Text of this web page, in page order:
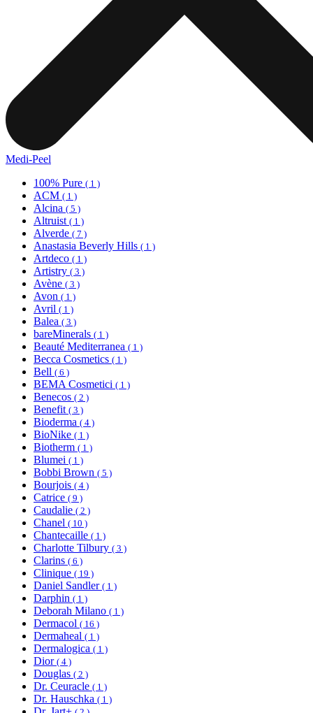
Medi-Peel
100% Pure ( 1 )
ACM ( 1 )
Alcina ( 5 )
Altruist ( 1 )
Alverde ( 7 )
Anastasia Beverly Hills ( 1 )
Artdeco ( 1 )
Artistry ( 3 )
Avène ( 3 )
Avon ( 1 )
Avril ( 1 )
Balea ( 3 )
bareMinerals ( 1 )
Beauté Mediterranea ( 1 )
Becca Cosmetics ( 1 )
Bell ( 6 )
BEMA Cosmetici ( 1 )
Benecos ( 2 )
Benefit ( 3 )
Bioderma ( 4 )
BioNike ( 1 )
Biotherm ( 1 )
Blumei ( 1 )
Bobbi Brown ( 5 )
Bourjois ( 4 )
Catrice ( 9 )
Caudalie ( 2 )
Chanel ( 10 )
Chantecaille ( 1 )
Charlotte Tilbury ( 3 )
Clarins ( 6 )
Clinique ( 19 )
Daniel Sandler ( 1 )
Darphin ( 1 )
Deborah Milano ( 1 )
Dermacol ( 16 )
Dermaheal ( 1 )
Dermalogica ( 1 )
Dior ( 4 )
Douglas ( 2 )
Dr. Ceuracle ( 1 )
Dr. Hauschka ( 1 )